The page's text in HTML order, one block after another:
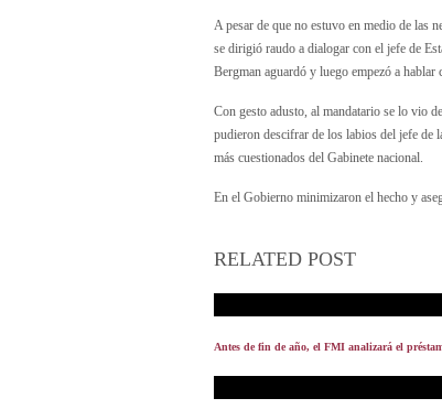
A pesar de que no estuvo en medio de las
se dirigió raudo a dialogar con el jefe de
Bergman aguardó y luego empezó a
Con gesto adusto, al mandatario se lo vio
pudieron descifrar de los labios del jefe de
más cuestionados del Gabinete nacional.
En el Gobierno minimizaron el hecho y
RELATED POST
Antes de fin de año, el FMI analizará el